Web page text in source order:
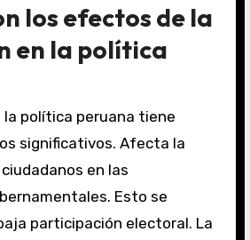
los efectos de la
en la política
la política peruana tiene
significativos. Afecta la
en las
Esto se
participación electoral. La